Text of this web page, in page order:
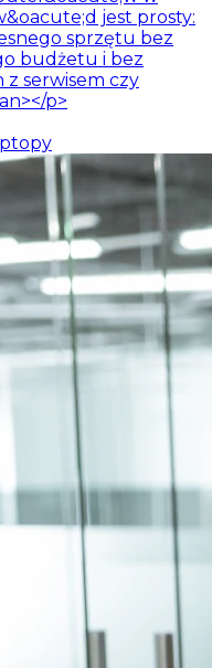
jest prosty:
sprzętu bez
budżetu i bez
serwisem czy
p>